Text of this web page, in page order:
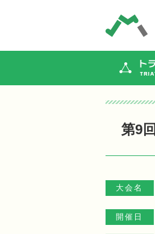
トラ
第9
大会名
開催日